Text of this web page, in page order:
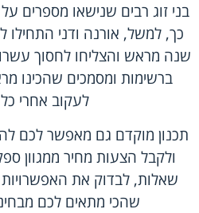
בני זוג רבים שנישאו מספרים
כך, למשל, אורנה ודני
שנה מראש והצליחו לחסוך
ברשימות ומסמכים שהכינו
לעקוב אחרי
תכנון מוקדם גם מאפשר לכם
ולקבל הצעות מחיר ממגוון
שאלות, לבדוק את
שהכי מתאים לכם